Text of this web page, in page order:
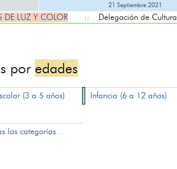
21 Septiembre 2021
DE LUZ Y COLOR :: Delegación de Cultura
por edades
(3 a 5 años) Infancia (6 a 12 años)
las categorías...